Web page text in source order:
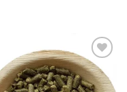
Toevoegen
aan
wenslijst